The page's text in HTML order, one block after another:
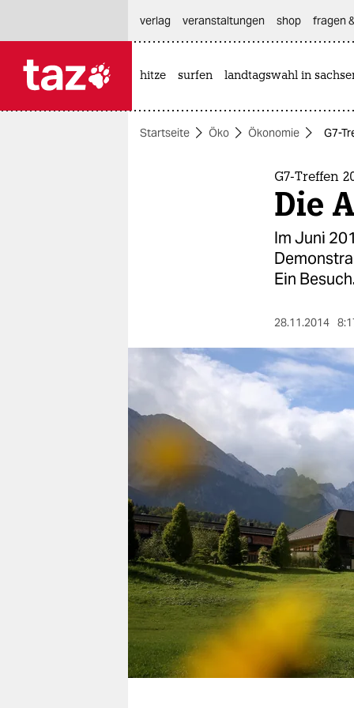
themen
berlin
nord
wahrheit
verlag
verlag
veranstaltungen
shop
fragen & hilfe
unterstützen
abo
genossenschaft
verlag
veranstaltungen shop fragen
hitze surfen landtagswahl in
Startseite Öko Ökonomie G7-
G7-Treffen
Die
Im Juni
Ein Besuch.
28.11.2014